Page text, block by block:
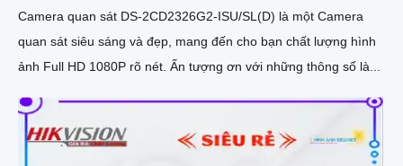
Camera quan sát DS-2CD2326G2-ISU/SL(D) là một Camera
quan sát siêu sáng và đẹp, mang đến cho bạn chất lượng hình
ảnh Full HD 1080P rõ nét. Ấn tượng ơn với những thông số là...